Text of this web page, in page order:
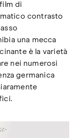
di
contrasto
una mecca
è la varietà
nei numerosi
germanica